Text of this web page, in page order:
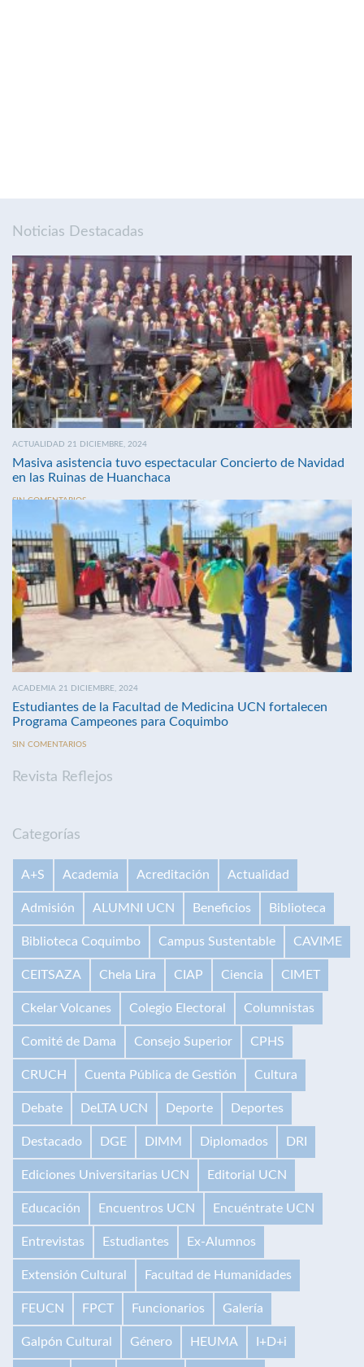
Noticias Destacadas
ACTUALIDAD 21 DICIEMBRE, 2024
Masiva asistencia tuvo espectacular Concierto de Navidad
en las Ruinas de Huanchaca
SIN COMENTARIOS
ACADEMIA 21 DICIEMBRE, 2024
Estudiantes de la Facultad de Medicina UCN fortalecen
Programa Campeones para Coquimbo
SIN COMENTARIOS
Revista Reflejos
Categorías
A+S Academia Acreditación Actualidad
Admisión ALUMNI UCN Beneficios Biblioteca
Biblioteca Coquimbo Campus Sustentable CAVIME
CEITSAZA Chela Lira CIAP Ciencia CIMET
Ckelar Volcanes Colegio Electoral Columnistas
Comité de Dama Consejo Superior CPHS
CRUCH Cuenta Pública de Gestión Cultura
Debate DeLTA UCN Deporte Deportes
Destacado DGE DIMM Diplomados DRI
Ediciones Universitarias UCN Editorial UCN
Educación Encuentros UCN Encuéntrate UCN
Entrevistas Estudiantes Ex-Alumnos
Extensión Cultural Facultad de Humanidades
FEUCN FPCT Funcionarios Galería
Galpón Cultural Género HEUMA I+D+i